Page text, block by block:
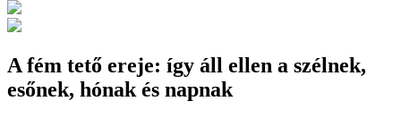
A fém tető ereje: így áll ellen a szélnek,
esőnek, hónak és napnak